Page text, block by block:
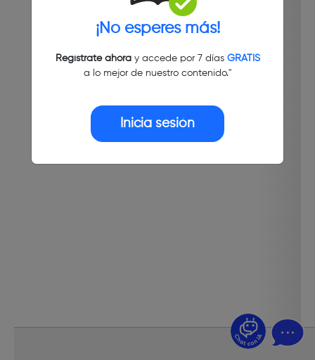
¡No esperes más!
Regístrate ahoray accede por 7 días GRATIS
a lo mejor de nuestro contenido."
Inicia sesión